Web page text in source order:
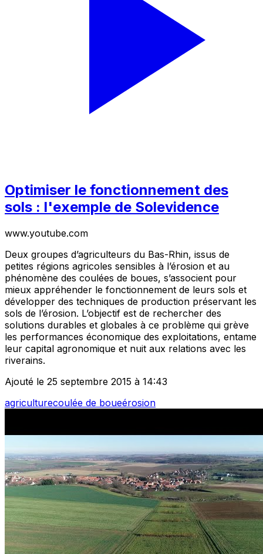
Optimiser le fonctionnement des
sols : l'exemple de Solevidence
www.youtube.com
Deux groupes d’agriculteurs du Bas-Rhin, issus de
petites régions agricoles sensibles à l’érosion et au
phénomène des coulées de boues, s’associent pour
mieux appréhender le fonctionnement de leurs sols et
développer des techniques de production préservant les
sols de l’érosion. L’objectif est de rechercher des
solutions durables et globales à ce problème qui grève
les performances économique des exploitations, entame
leur capital agronomique et nuit aux relations avec les
riverains.
Ajouté le 25 septembre 2015 à 14:43
agriculturecoulée de boueérosion